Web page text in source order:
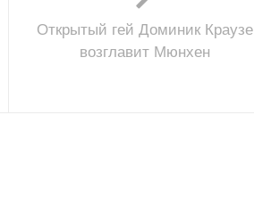
Открытый гей Доминик Краузе
возглавит Мюнхен